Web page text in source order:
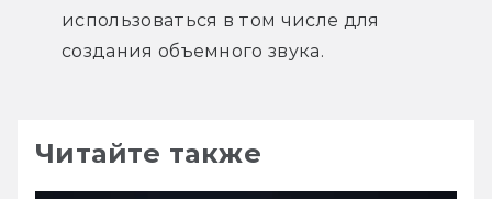
использоваться в том числе для
создания объемного звука.
Читайте также